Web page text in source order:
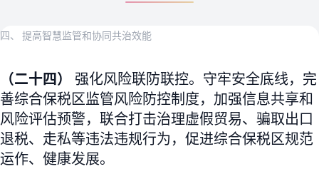
四、 提高智慧监管和协同共治效能
（二十四） 强化风险联防联控。守牢安全底线，完
善综合保税区监管风险防控制度，加强信息共享和
风险评估预警，联合打击治理虚假贸易、骗取出口
退税、走私等违法违规行为，促进综合保税区规范
运作、健康发展。